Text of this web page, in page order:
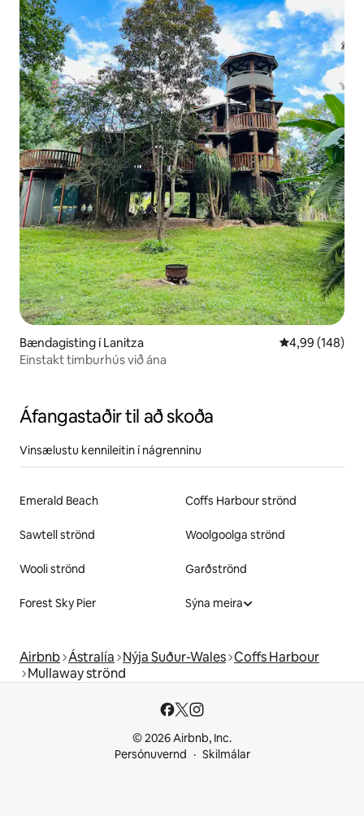
Bændagisting í Lanitza 4,99 af 5 í
4,99 (148)
Einstakt timburhús við ána
Áfangastaðir til að skoða
Vinsælustu kennileitin í nágrenninu
Emerald Beach Coffs Harbour strönd
Sawtell strönd Woolgoolga strönd
Wooli strönd Garðströnd
Forest Sky Pier Sýna meira
Airbnb Ástralía Nýja Suður-Wales Coffs Harbour
Mullaway strönd
© 2026 Airbnb, Inc.
Persónuvernd
Skilmálar